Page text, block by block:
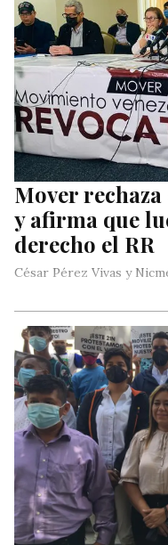
Mover
y afirma que
derecho el RR
César Pérez Vivas y